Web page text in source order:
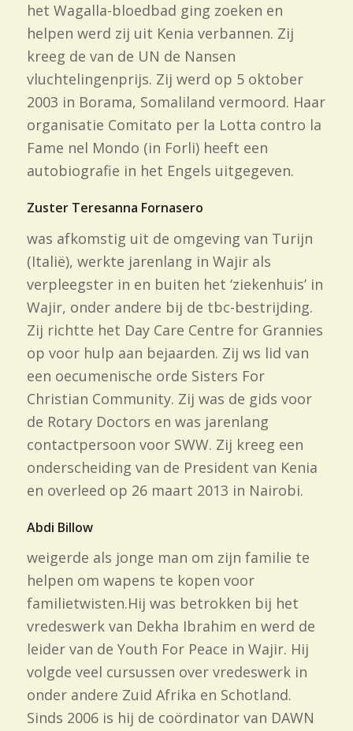
het Wagalla-bloedbad ging zoeken en
helpen werd zij uit Kenia verbannen. Zij
kreeg de van de UN de Nansen
vluchtelingenprijs. Zij werd op 5 oktober
2003 in Borama, Somaliland vermoord. Haar
organisatie Comitato per la Lotta contro la
Fame nel Mondo (in Forli) heeft een
autobiografie in het Engels uitgegeven.
Zuster Teresanna Fornasero
was afkomstig uit de omgeving van Turijn
(Italië), werkte jarenlang in Wajir als
verpleegster in en buiten het ‘ziekenhuis’ in
Wajir, onder andere bij de tbc-bestrijding.
Zij richtte het Day Care Centre for Grannies
op voor hulp aan bejaarden. Zij ws lid van
een oecumenische orde Sisters For
Christian Community. Zij was de gids voor
de Rotary Doctors en was jarenlang
contactpersoon voor SWW. Zij kreeg een
onderscheiding van de President van Kenia
en overleed op 26 maart 2013 in Nairobi.
Abdi Billow
weigerde als jonge man om zijn familie te
helpen om wapens te kopen voor
familietwisten.Hij was betrokken bij het
vredeswerk van Dekha Ibrahim en werd de
leider van de Youth For Peace in Wajir. Hij
volgde veel cursussen over vredeswerk in
onder andere Zuid Afrika en Schotland.
Sinds 2006 is hij de coördinator van DAWN